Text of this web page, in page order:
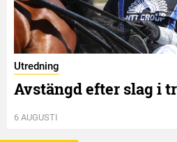
Utredning
Avstängd efter slag i
6 AUGUSTI